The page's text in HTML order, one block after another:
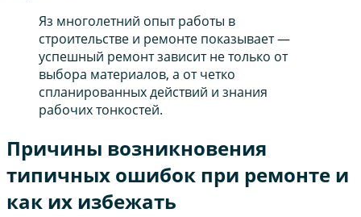
Яз многолетний опыт работы в
строительстве и ремонте показывает —
успешный ремонт зависит не только от
выбора материалов, а от четко
спланированных действий и знания
рабочих тонкостей.
Причины возникновения
типичных ошибок при ремонте и
как их избежать